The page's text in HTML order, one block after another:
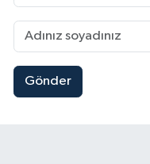
Gönder